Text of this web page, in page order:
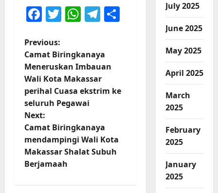
Facebook
Twitter
WhatsApp
Telegram
P
o
s
t
n
a
v
Previous:
Camat Biringkanaya
Meneruskan Imbauan
Wali Kota Makassar
perihal Cuasa ekstrim ke
seluruh Pegawai
Next:
Camat Biringkanaya
mendampingi Wali Kota
Makassar Shalat Subuh
Berjamaah
July 2025
June 2025
May 2025
April 2025
March
2025
February
2025
January
2025